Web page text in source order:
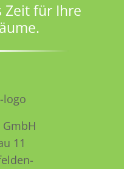
Zeit für Ihre
11